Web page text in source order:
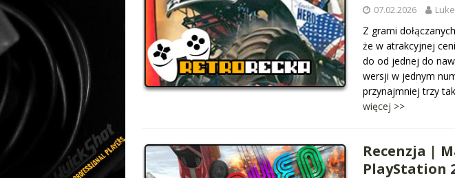
07.02.2026
Z grami
że w atrakcyjnej
do od jednej do
wersji w jednym
przynajmniej trzy
więcej >>
Recenzja |
PlayStation